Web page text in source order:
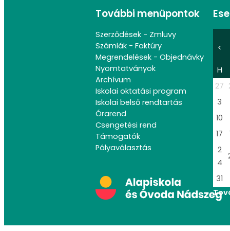
További menüpontok
Szerződések - Zmluvy
Számlák - Faktúry
Megrendelések - Objednávky
Nyomtatványok
Archívum
Iskolai oktatási program
Iskolai belső rendtartás
Órarend
Csengetési rend
Támogatók
Pályaválasztás
<
H
27
3
10
17
2
4
31